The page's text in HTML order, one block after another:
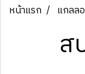
หน้าแรก แกลล
ส